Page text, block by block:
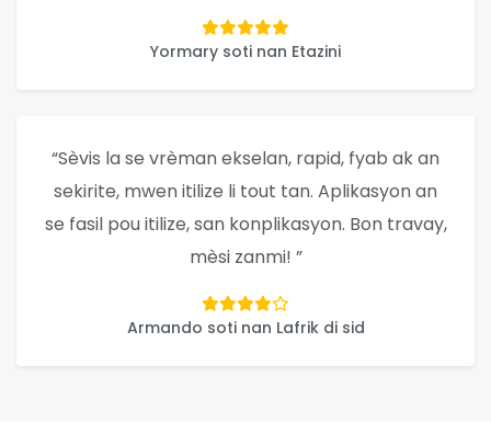
Yormary soti nan Etazini
“Sèvis la se vrèman ekselan, rapid, fyab ak an
sekirite, mwen itilize li tout tan. Aplikasyon an
se fasil pou itilize, san konplikasyon. Bon travay,
mèsi zanmi! ”
Armando soti nan Lafrik di sid